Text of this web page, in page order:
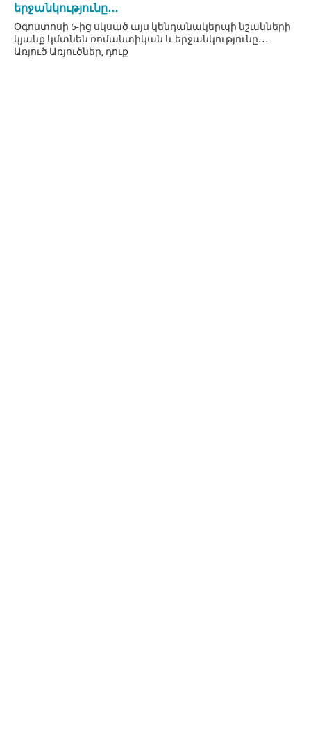
երջանկությունը․․․
Օգոստոսի 5-ից սկսած այս կենդանակերպի նշանների
կյանք կմտնեն ռոմանտիկան և երջանկությունը․․․
Առյուծ Առյուծներ, դուք